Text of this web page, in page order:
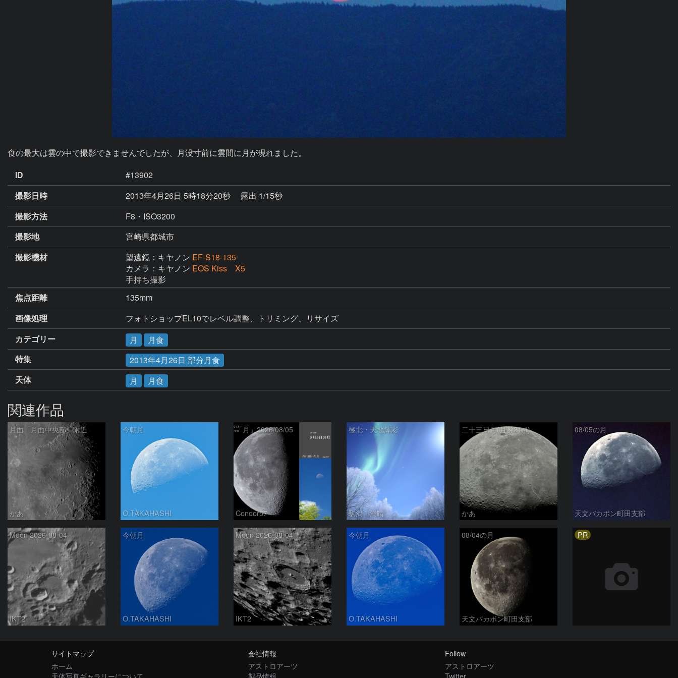
食の最大は雲の中で撮影できませんでしたが、月没寸前に雲間に月が現れました。
ID
#13902
撮影日時
2013年4月26日 5時18分20秒
露出 1/15秒
撮影方法
F8・ISO3200
撮影地
宮崎県都城市
撮影機材
望遠鏡：キヤノン EF-S18-135
カメラ：キヤノン EOS Kiss X5
手持ち撮影
焦点距離
135mm
画像処理
フォトショップEL10でレベル調整、トリミング、リサイズ
カテゴリー
月
月食
特集
2013年4月26日 部分月食
天体
月 月食
関連作品
月面「月面中央部」附近
かあ
今朝月
O.TAKAHASHI
「月」2026/08/05
Condor57
極北・天地輝彩
駒沢 満晴
二十三日月(月齢21.4)
かあ
08/05の月
天文バカボン町田支部
Moon 2026-08-04
IKT2
今朝月
O.TAKAHASHI
Moon 2026-08-04
IKT2
今朝月
O.TAKAHASHI
08/04の月
天文バカボン町田支部
PR
サイトマップ
ホーム
天体写真ギャラリーについて
会社情報
アストロアーツ
製品情報
Follow
アストロアーツ
Twitter